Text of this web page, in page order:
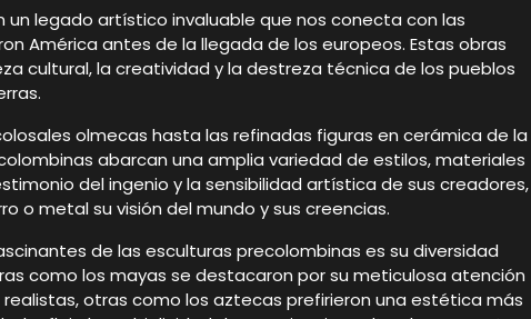
un legado artístico invaluable que nos conecta con las
América antes de la llegada de los europeos. Estas obras
cultural, la creatividad y la destreza técnica de los pueblos
olmecas hasta las refinadas figuras en cerámica de la
abarcan una amplia variedad de estilos, materiales
del ingenio y la sensibilidad artística de sus creadores,
o metal su visión del mundo y sus creencias.
de las esculturas precolombinas es su diversidad
como los mayas se destacaron por su meticulosa atención
otras como los aztecas prefirieron una estética más